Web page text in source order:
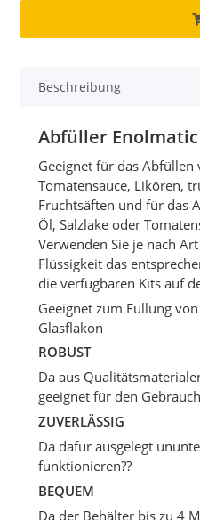
Beschreibung
Abfüller Enolmatic
Geeignet für das Abfüllen
Tomatensauce, Likören,
Fruchtsäften und für das
Öl, Salzlake oder
Verwenden Sie je nach
Flüssigkeit das
die verfügbaren Kits auf
Geeignet zum Füllung
Glasflakon
ROBUST
Da aus
geeignet für den
ZUVERLÄSSIG
Da dafür ausgelegt
funktionieren??
BEQUEM
Da der Behälter bis zu 4